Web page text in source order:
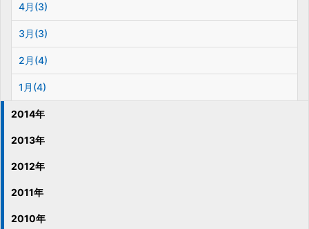
4月(3)
3月(3)
2月(4)
1月(4)
2014年
2013年
2012年
2011年
2010年